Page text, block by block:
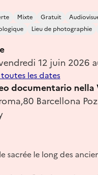
Mixte Gratuit
Lieu de photographie
12 juin 2026
les dates
documentario nella
Barcellona
sacrée le long des